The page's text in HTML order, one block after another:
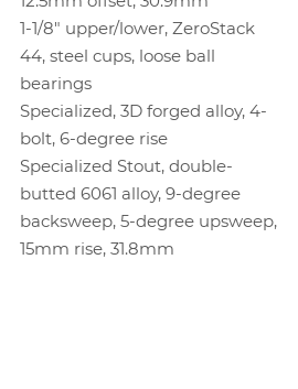
1-1/8" upper/lower, ZeroStack
44, steel cups, loose ball
bearings
Specialized, 3D forged alloy, 4-
bolt, 6-degree rise
Specialized Stout, double-
butted 6061 alloy, 9-degree
backsweep, 5-degree upsweep,
15mm rise, 31.8mm